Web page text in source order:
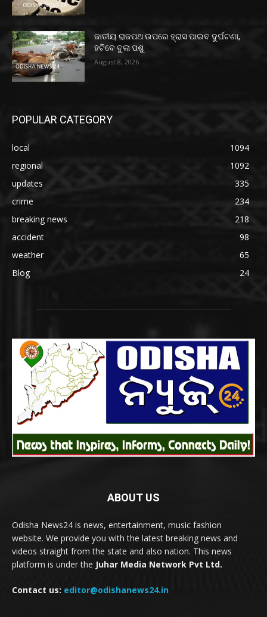
ଜାତୀୟ ରାଜପଥ ଉପରେ ହ୍ରାସ ପାଇବ ଦୁର୍ଘଟଣା,
ହଟିବେ ବୁଲା ପଶୁ
August 8, 2026
POPULAR CATEGORY
local
1094
regional
1092
updates
335
crime
234
breaking news
218
accident
98
weather
65
Blog
24
ABOUT US
Odisha News24 is news, entertainment, music fashion
website. We provide you with the latest breaking news and
videos straight from the state and also nation. This news
platform is under the Juhar Media Network Pvt Ltd.
Contact us: editor@odishanews24.in